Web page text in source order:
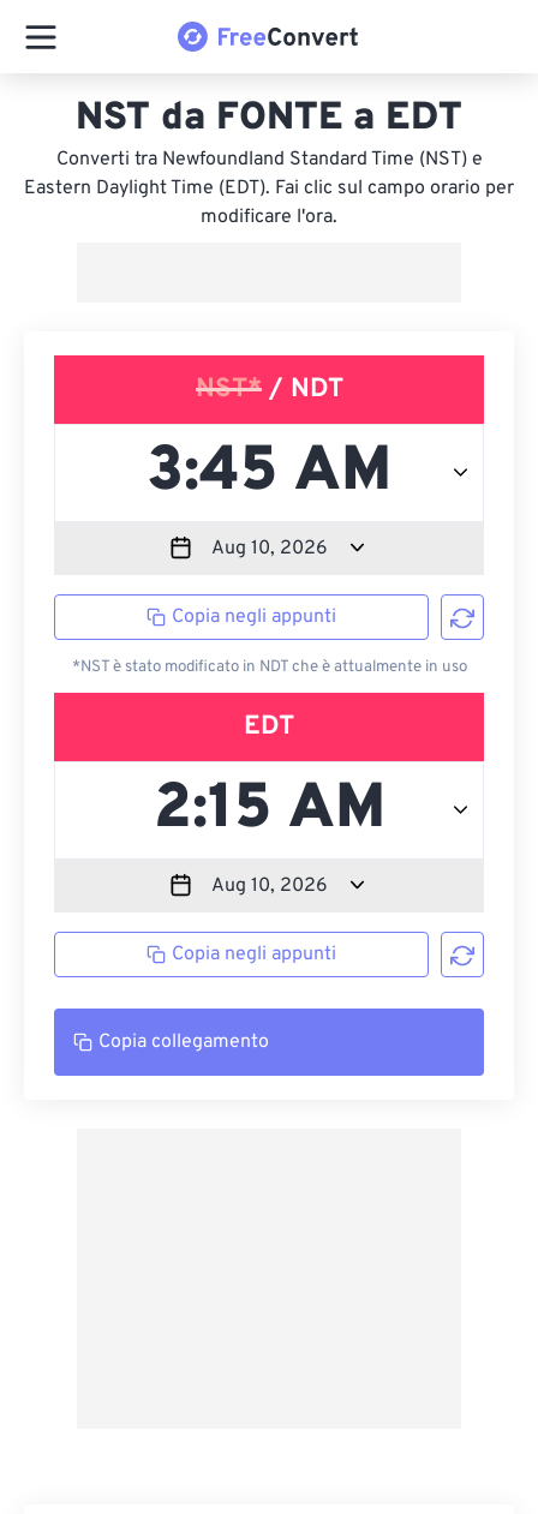
NST da FONTE a EDT
Converti tra Newfoundland Standard Time (NST) e
Eastern Daylight Time (EDT). Fai clic sul campo orario per
modificare l'ora.
NST*/ NDT
Copia negli appunti
*NST è stato modificato in NDT che è attualmente in uso
EDT
Copia negli appunti
Copia collegamento